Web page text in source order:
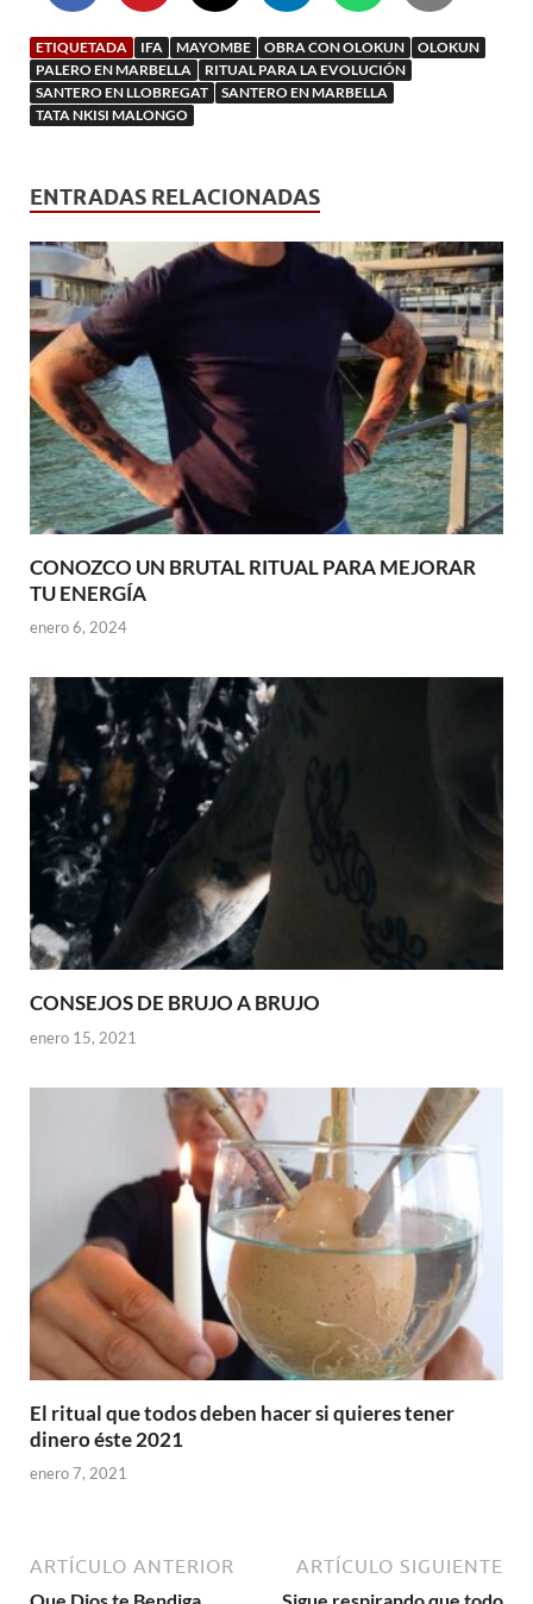
ETIQUETADA IFA MAYOMBE OBRA CON OLOKUN
OLOKUN
PALERO EN MARBELLA
RITUAL PARA LA EVOLUCIÓN
SANTERO EN LLOBREGAT
SANTERO EN MARBELLA
TATA NKISI MALONGO
ENTRADAS RELACIONADAS
CONOZCO UN BRUTAL RITUAL PARA MEJORAR
TU ENERGÍA
enero 6, 2024
CONSEJOS DE BRUJO A BRUJO
enero 15, 2021
El ritual que todos deben hacer si quieres tener
dinero éste 2021
enero 7, 2021
ARTÍCULO ANTERIOR ARTÍCULO SIGUIENTE